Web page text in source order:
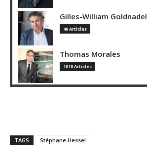
Gilles-William Goldnadel
40 Articles
Thomas Morales
1018 Articles
TAGS Stéphane Hessel